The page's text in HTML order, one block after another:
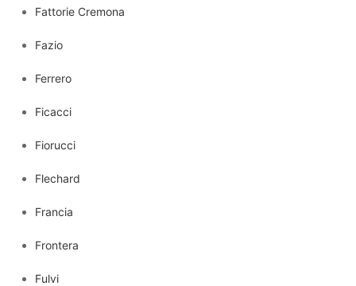
Fattorie Cremona
Fazio
Ferrero
Ficacci
Fiorucci
Flechard
Francia
Frontera
Fulvi